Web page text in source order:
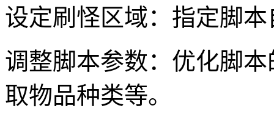
设定刷怪区域：指定脚
调整脚本参数：优化脚
取物品种类等。